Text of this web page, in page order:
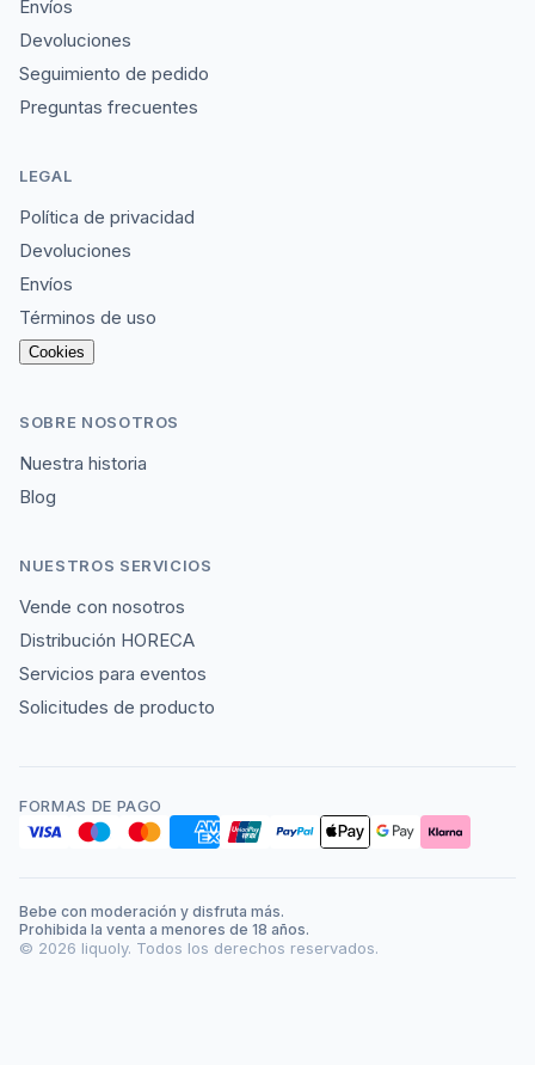
Envíos
Devoluciones
Seguimiento de pedido
Preguntas frecuentes
LEGAL
Política de privacidad
Devoluciones
Envíos
Términos de uso
Cookies
SOBRE NOSOTROS
Nuestra historia
Blog
NUESTROS SERVICIOS
Vende con nosotros
Distribución HORECA
Servicios para eventos
Solicitudes de producto
FORMAS DE PAGO
Bebe con moderación y disfruta más.
Prohibida la venta a menores de 18 años.
© 2026 liquoly. Todos los derechos reservados.